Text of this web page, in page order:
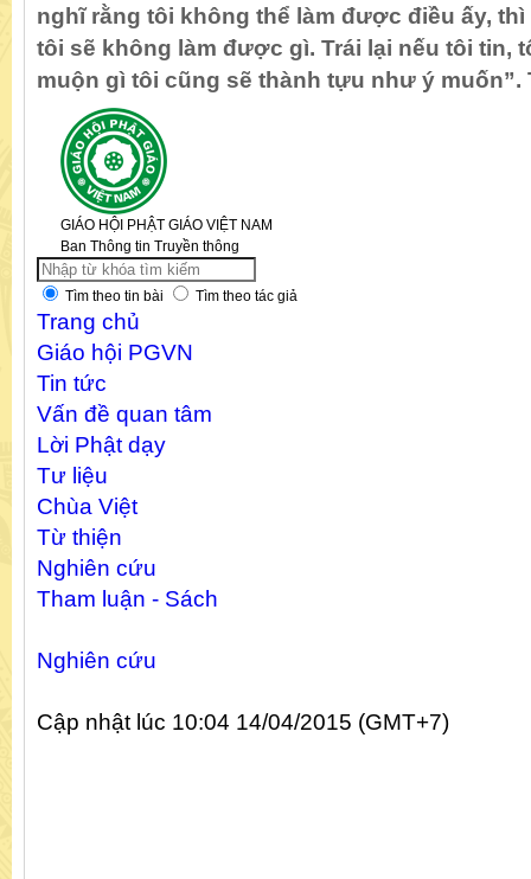
nghĩ rằng tôi không thể làm được điều ấy,
tôi sẽ không làm được gì. Trái lại nếu tôi tin,
muộn gì tôi cũng sẽ thành tựu như ý muốn”.
GIÁO HỘI PHẬT GIÁO VIỆT NAM
Ban Thông tin Truyền thông
Tìm theo tin bài Tìm theo tác giả
Trang chủ
Giáo hội PGVN
Tin tức
Vấn đề quan tâm
Lời Phật dạy
Tư liệu
Chùa Việt
Từ thiện
Nghiên cứu
Tham luận - Sách
Nghiên cứu
Cập nhật lúc 10:04 14/04/2015 (GMT+7)